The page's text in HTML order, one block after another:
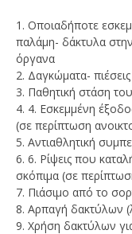
1. Οποιαδήποτε
παλάμη- δάκτυλα
όργανα
2. Δαγκώματα-
3. Παθητική στάση
4. 4. Εσκεμμένη
(σε περίπτωση
5. Αντιαθλητική
6. 6. Ρίψεις που
σκόπιμα (σε
7. Πιάσιμο από το
8. Αρπαγή δακτύλων
9. Χρήση δακτύλων